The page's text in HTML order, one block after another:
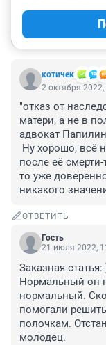
котичек
2 октября 2022,
"отказ от
матери, а не в
адвокат
Ну хорошо, всё
после её
то уже
никакого
ОТВЕТИТЬ
Гость
21 июля 2022,
Заказная
Нормальный он
нормальный.
помогали
полочкам.
молодец.